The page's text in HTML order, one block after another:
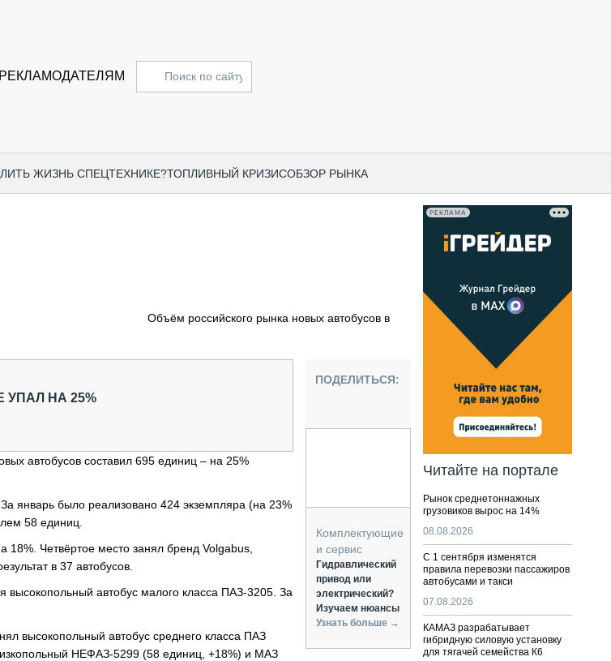
РЕКЛАМОДАТЕЛЯМ
ЖИЗНЬ СПЕЦТЕХНИКЕ?ТОПЛИВНЫЙ КРИЗИСОБЗОР РЫНКА
ПОДЪЁМНАЯ ТЕХНИКА
ПАССАЖИРСКИЙ ТРАНСПОРТ
КАРЬЕРНАЯ ТЕХНИКА
АВТОМАТИЗАЦИЯ И ТЕХНОЛОГИИ
Объём российского рынка новых автобусов в
НА 25%
автобусов составил 695 единиц – на 25%
январь было реализовано 424 экземпляра (на 23%
58 единиц.
Четвёртое место занял бренд Volgabus,
в 37 автобусов.
автобус малого класса ПАЗ-3205. За
высокопольный автобус среднего класса ПАЗ
НЕФАЗ-5299 (58 единиц, +18%) и МАЗ
ПОДЕЛИТЬСЯ:
Комплектующие
и сервис
Гидравлический
привод или
электрический?
Изучаем нюансы
Узнать больше →
РЕКЛАМА
Читайте на портале
Рынок среднетоннажных
грузовиков вырос на 14%
08.08.2026
С 1 сентября изменятся
правила перевозки пассажиров
автобусами и такси
07.08.2026
КАМАЗ разрабатывает
гибридную силовую установку
для тягачей семейства К6